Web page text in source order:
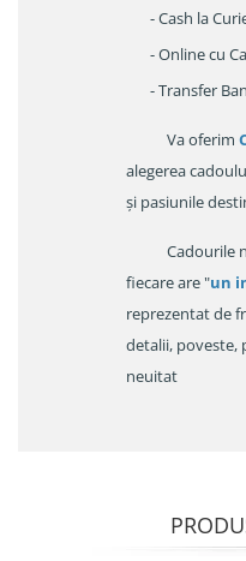
- Cash la
- Online cu
- Transfer
Va oferim
alegerea
și pasiunile
Cadourile
fiecare are "un
reprezentat de
detalii, poveste,
neuitat